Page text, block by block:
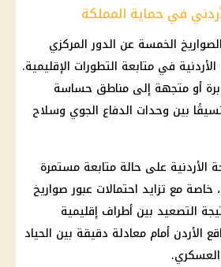
في حماية المملكة
الخمسة عن الدور المركزي
في متابعة التطورات الإقليمية.
أو متجهة إلى مناطق حساسة
بين وحدات الدفاع الجوي وسلاح
الأردنية على حالة متابعة مستمرة
مع تزايد احتمالات عبور صواريخ
التصعيد بين أطراف إقليمية
الأردن أمام معادلة دقيقة بين الحياد